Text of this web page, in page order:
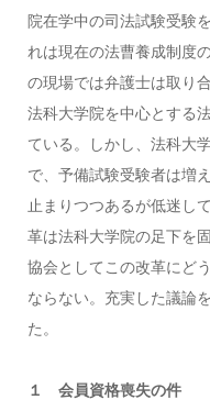
院在学中の司法試験受験
れは現在の法曹養成制度
の現場では弁護士は取り
法科大学院を中心とする
ている。しかし、法科大
で、予備試験受験者は増
止まりつつあるが低迷し
革は法科大学院の足下を
協会としてこの改革にど
ならない。充実した議論
た。
１ 会員資格喪失の件